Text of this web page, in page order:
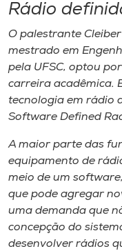
Rádio
O palestrante
mestrado em
pela UFSC, optou
carreira acadêmica.
tecnologia em rádio
Software Defined
A maior parte das
equipamento de
meio de um
que pode agregar
uma demanda que
concepção do
desenvolver rádios